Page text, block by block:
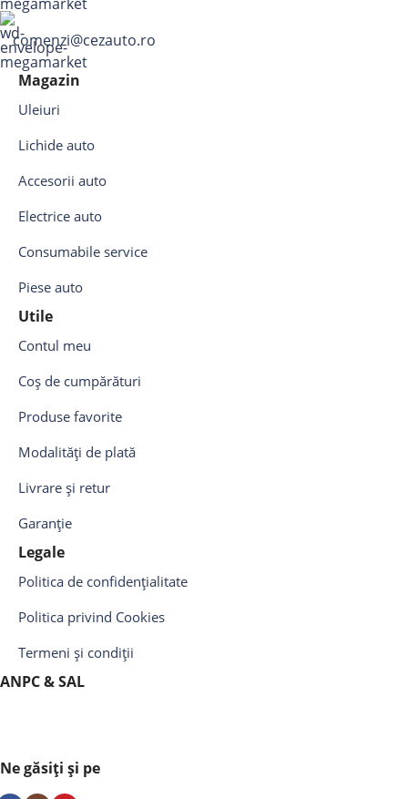
comenzi@cezauto.ro
Magazin
Uleiuri
Lichide auto
Accesorii auto
Electrice auto
Consumabile service
Piese auto
Utile
Contul meu
Coș de cumpărături
Produse favorite
Modalități de plată
Livrare și retur
Garanție
Legale
Politica de confidențialitate
Politica privind Cookies
Termeni și condiții
ANPC & SAL
Ne găsiți și pe